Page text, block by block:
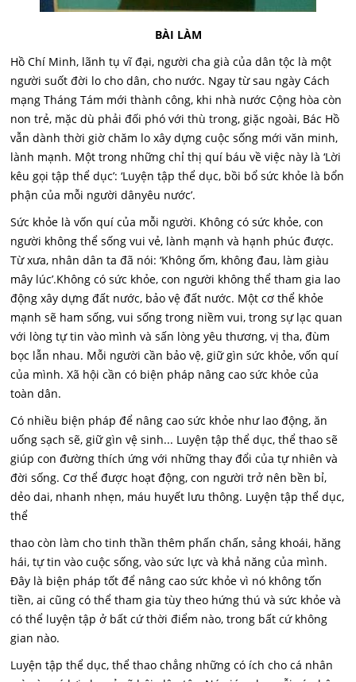
BÀI LÀM
Hồ Chí Minh, lãnh tụ vĩ đại, người cha già của dân tộc là một
người suốt đời lo cho dân, cho nước. Ngay từ sau ngày Cách
mạng Tháng Tám mới thành công, khi nhà nước Cộng hòa còn
non trẻ, mặc dù phải đối phó với thù trong, giặc ngoài, Bác Hồ
vẫn dành thời giờ chăm lo xây dựng cuộc sống mới văn minh,
lành mạnh. Một trong những chỉ thị quí báu về việc này là ‘Lời
kêu gọi tập thể dục’: ‘Luyện tập thể dục, bồi bổ sức khỏe là bổn
phận của mỗi người dânyêu nước’.
Sức khỏe là vốn quí của mỗi người. Không có sức khỏe, con
người không thể sống vui vẻ, lành mạnh và hạnh phúc được.
Từ xưa, nhân dân ta đã nói: ‘Không ốm, không đau, làm giàu
mây lúc’.Không có sức khỏe, con người không thể tham gia lao
động xây dựng đất nước, bảo vệ đất nước. Một cơ thể khỏe
mạnh sẽ ham sống, vui sống trong niềm vui, trong sự lạc quan
với lòng tự tin vào mình và sấn lòng yêu thương, vị tha, đùm
bọc lẫn nhau. Mỗi người cần bảo vệ, giữ gìn sức khỏe, vốn quí
của mình. Xã hội cần có biện pháp nâng cao sức khỏe của
toàn dân.
Có nhiều biện pháp để nâng cao sức khỏe như lao động, ăn
uống sạch sẽ, giữ gìn vệ sinh... Luyện tập thể dục, thể thao sẽ
giúp con đường thích ứng với những thay đổi của tự nhiên và
đời sống. Cơ thể được hoạt động, con người trở nên bền bỉ,
dẻo dai, nhanh nhẹn, máu huyết lưu thông. Luyện tập thể dục,
thể
thao còn làm cho tinh thần thêm phấn chấn, sảng khoái, hăng
hái, tự tin vào cuộc sống, vào sức lực và khả năng của mình.
Đây là biện pháp tốt để nâng cao sức khỏe vì nó không tốn
tiền, ai cũng có thể tham gia tùy theo hứng thú và sức khỏe và
có thể luyện tập ở bất cứ thời điểm nào, trong bất cứ không
gian nào.
Luyện tập thể dục, thể thao chẳng những có ích cho cá nhân